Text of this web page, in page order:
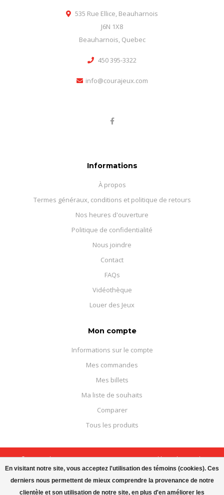
En visitant notre site, vous acceptez l'utilisation des témoins (cookies). Ces
derniers nous permettent de mieux comprendre la provenance de notre
clientèle et son utilisation de notre site, en plus d'en améliorer les
535 Rue Ellice, Beauharnois
J6N 1X8
Beauharnois, Quebec
450 395-3322
info@courajeux.com
Informations
À propos
Termes généraux, conditions et politique de retours
Nos heures d'ouverture
Politique de confidentialité
Nous joindre
Contact
FAQs
Vidéothèque
Louer des Jeux
Mon compte
Informations sur le compte
Mes commandes
Mes billets
Ma liste de souhaits
Comparer
Tous les produits
© Copyright 2026 Boutique Courajeux - Powered byLightspeed-
Theme byDyvelopment